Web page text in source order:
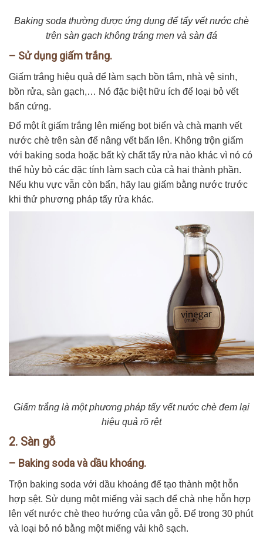
Baking soda thường được ứng dụng để tẩy vết nước chè
trên sàn gạch không tráng men và sàn đá
– Sử dụng giấm trắng.
Giấm trắng hiệu quả để làm sạch bồn tắm, nhà vệ sinh,
bồn rửa, sàn gạch,… Nó đặc biệt hữu ích để loại bỏ vết
bẩn cứng.
Đổ một ít giấm trắng lên miếng bọt biển và chà mạnh vết
nước chè trên sàn để nâng vết bẩn lên. Không trộn giấm
với baking soda hoặc bất kỳ chất tẩy rửa nào khác vì nó có
thể hủy bỏ các đặc tính làm sạch của cả hai thành phần.
Nếu khu vực vẫn còn bẩn, hãy lau giấm bằng nước trước
khi thử phương pháp tẩy rửa khác.
Giấm trắng là một phương pháp tẩy vết nước chè đem lại
hiệu quả rõ rệt
2. Sàn gỗ
– Baking soda và dầu khoáng.
Trộn baking soda với dầu khoáng để tạo thành một hỗn
hợp sệt. Sử dụng một miếng vải sạch để chà nhẹ hỗn hợp
lên vết nước chè theo hướng của vân gỗ. Để trong 30 phút
và loại bỏ nó bằng một miếng vải khô sạch.